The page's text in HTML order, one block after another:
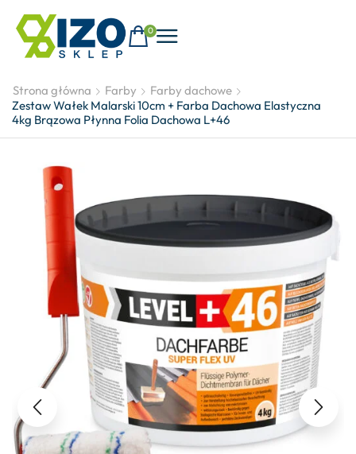
0
Strona główna Farby
Farby dachowe
Zestaw Wałek Malarski 10cm + Farba Dachowa Elastyczna
4kg Brązowa Płynna Folia Dachowa L+46